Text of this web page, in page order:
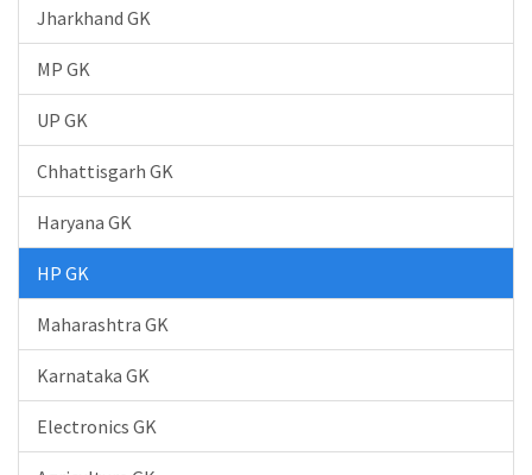
Jharkhand GK
MP GK
UP GK
Chhattisgarh GK
Haryana GK
HP GK
Maharashtra GK
Karnataka GK
Electronics GK